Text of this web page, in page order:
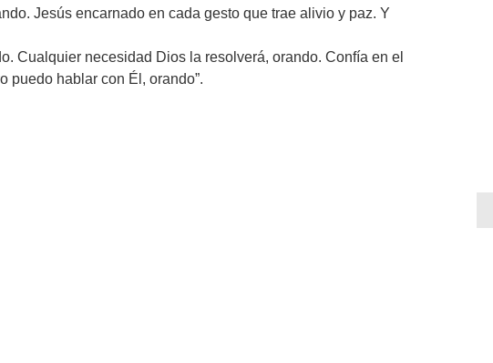
Jesús encarnado en cada gesto que trae alivio y paz. Y
Cualquier necesidad Dios la resolverá, orando. Confía en el
puedo hablar con Él, orando”.